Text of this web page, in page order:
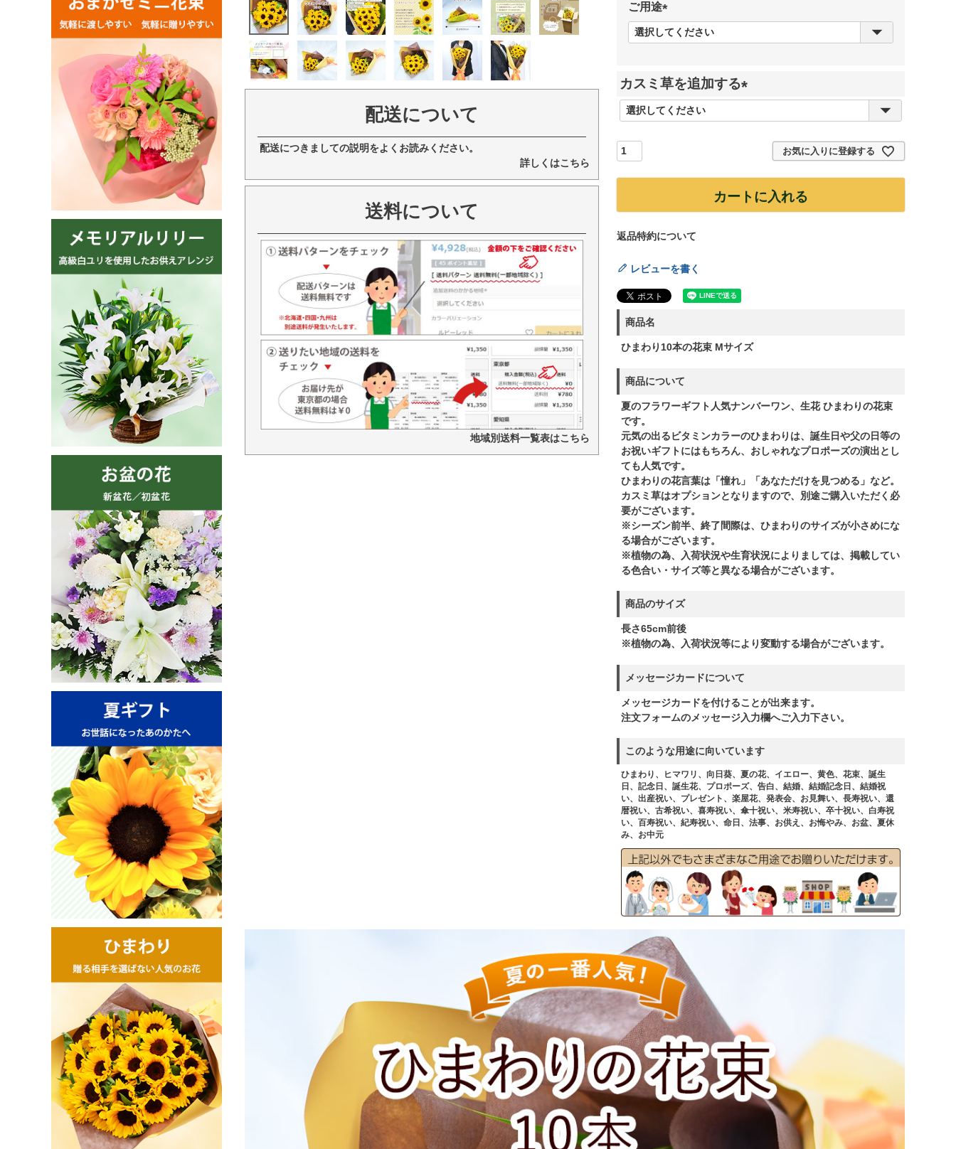
配送について
配送につきましての説明をよくお読みください。
詳しくはこちら
送料について
地域別送料一覧表はこちら
ご用途
(
必
)
カスミ草を追加する
お気に入りに登録する
カートに入れる
返品特約について
レビューを書く
商品名
ひまわり10本の花束 Mサイズ
商品について
夏のフラワーギフト人気ナンバーワン、生花 ひまわりの花束
です。
元気の出るビタミンカラーのひまわりは、誕生日や父の日等の
お祝いギフトにはもちろん、おしゃれなプロポーズの演出とし
ても人気です。
ひまわりの花言葉は「憧れ」「あなただけを見つめる」など。
カスミ草はオプションとなりますので、別途ご購入いただく必
要がございます。
※シーズン前半、終了間際は、ひまわりのサイズが小さめにな
る場合がございます。
※植物の為、入荷状況や生育状況によりましては、掲載してい
る色合い・サイズ等と異なる場合がございます。
商品のサイズ
長さ65cm前後
※植物の為、入荷状況等により変動する場合がございます。
メッセージカードについて
メッセージカードを付けることが出来ます。
注文フォームのメッセージ入力欄へご入力下さい。
このような用途に向いています
ひまわり、ヒマワリ、向日葵、夏の花、イエロー、黄色、花束、誕生
日、記念日、誕生花、プロポーズ、告白、結婚、結婚記念日、結婚祝
い、出産祝い、プレゼント、楽屋花、発表会、お見舞い、長寿祝い、還
暦祝い、古希祝い、喜寿祝い、傘十祝い、米寿祝い、卒十祝い、白寿祝
い、百寿祝い、紀寿祝い、命日、法事、お供え、お悔やみ、お盆、夏休
み、お中元